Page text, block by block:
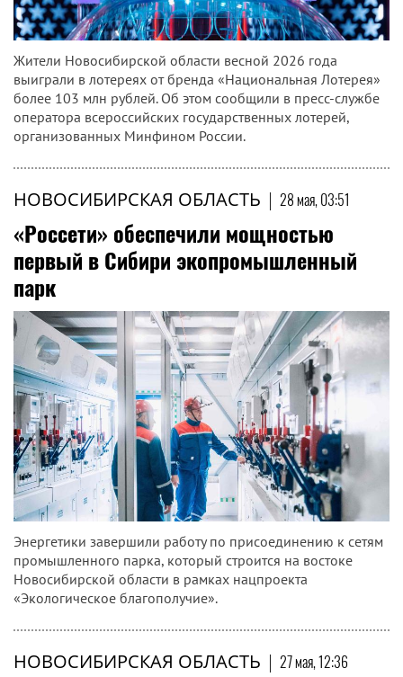
Жители Новосибирской области весной 2026 года
выиграли в лотереях от бренда «Национальная Лотерея»
более 103 млн рублей. Об этом сообщили в пресс-службе
оператора всероссийских государственных лотерей,
организованных Минфином России.
НОВОСИБИРСКАЯ ОБЛАСТЬ | 28 мая, 03:51
«Россети» обеспечили мощностью
первый в Сибири экопромышленный
парк
Энергетики завершили работу по присоединению к сетям
промышленного парка, который строится на востоке
Новосибирской области в рамках нацпроекта
«Экологическое благополучие».
НОВОСИБИРСКАЯ ОБЛАСТЬ | 27 мая, 12:36